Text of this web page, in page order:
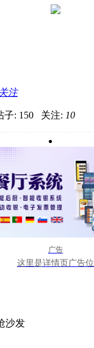
关注
子: 150 关注: 10
广告
这里是详情页广告位
沙发